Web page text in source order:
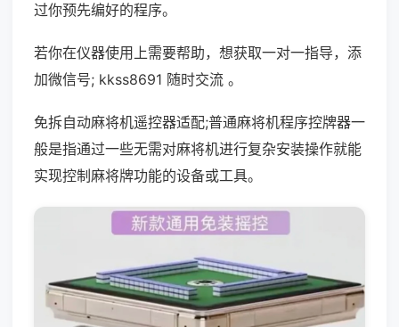
过你预先编好的程序。
若你在仪器使用上需要帮助，想获取一对一指导，添
加微信号; kkss8691 随时交流 。
免拆自动麻将机遥控器适配;普通麻将机程序控牌器一
般是指通过一些无需对麻将机进行复杂安装操作就能
实现控制麻将牌功能的设备或工具。